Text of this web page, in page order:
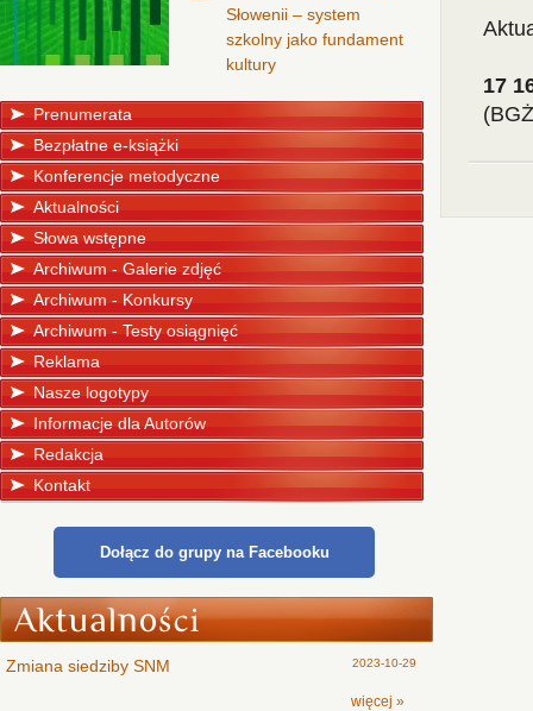
Słowenii – system
szkolny jako fundament
kultury
Prenumerata
Bezpłatne e-książki
Konferencje metodyczne
Aktualności
Słowa wstępne
Archiwum - Galerie zdjęć
Archiwum - Konkursy
Archiwum - Testy osiągnięć
Reklama
Nasze logotypy
Informacje dla Autorów
Redakcja
Kontakt
Dołącz do grupy na Facebooku
Zmiana siedziby SNM 2023-10-29
więcej »
17